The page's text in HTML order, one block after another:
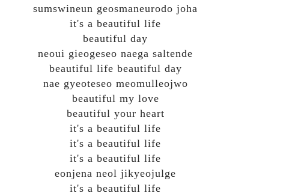
sumswineun geosmaneurodo joha
it's a beautiful life
beautiful day
neoui gieogeseo naega saltende
beautiful life beautiful day
nae gyeoteseo meomulleojwo
beautiful my love
beautiful your heart
it's a beautiful life
it's a beautiful life
it's a beautiful life
eonjena neol jikyeojulge
it's a beautiful life